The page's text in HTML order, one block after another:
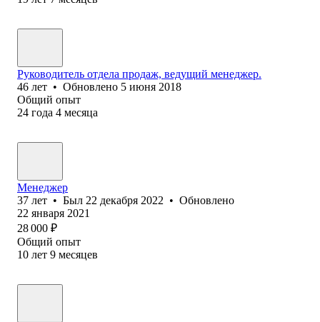
Руководитель отдела продаж, ведущий менеджер.
46 лет • Обновлено 5 июня 2018
Общий опыт
24 года 4 месяца
Менеджер
37 лет • Был 22 декабря 2022 • Обновлено
22 января 2021
28 000 ₽
Общий опыт
10 лет 9 месяцев